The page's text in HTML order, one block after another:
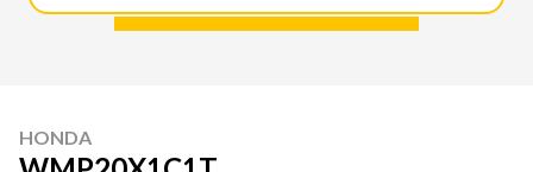
HONDA